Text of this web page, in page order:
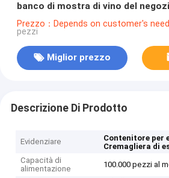
banco di mostra di vino del
ordinazione di vendita al dettaglio
Prezzo：Depends on customer's
pezzi
Miglior prezzo
Descrizione Di Prodotto
Evidenziare Contenitore per
Cremagliera di
Capacità di
alimentazione
100.000 pezzi al